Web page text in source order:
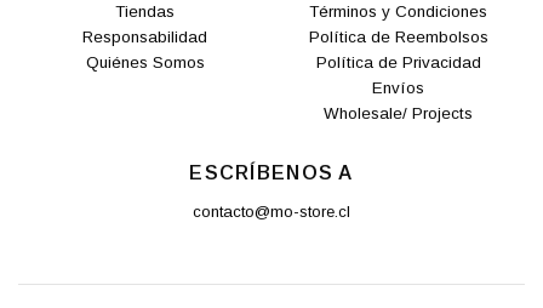
Tiendas
Responsabilidad
Quiénes Somos
Términos y Condiciones
Política de Reembolsos
Política de Privacidad
Envíos
Wholesale/ Projects
ESCRÍBENOS A
contacto@mo-store.cl